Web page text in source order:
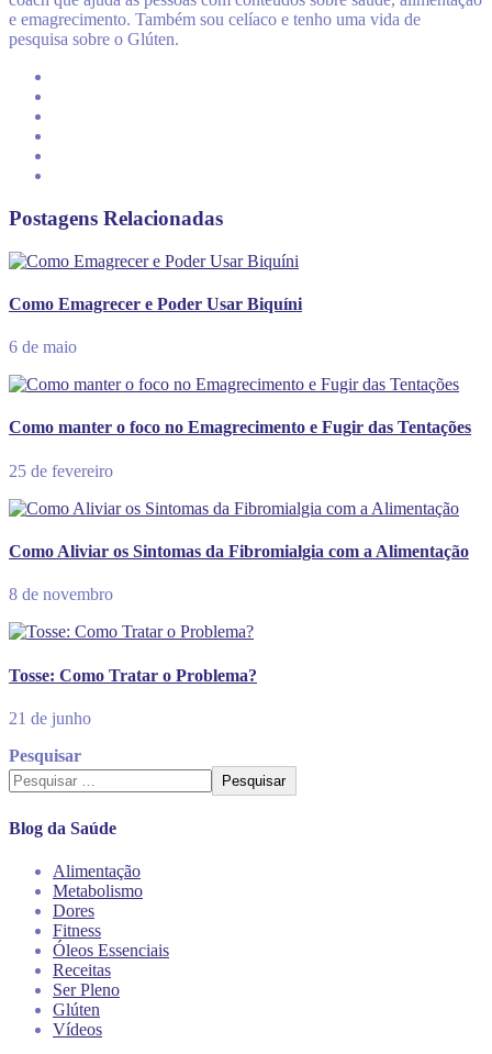
e emagrecimento. Também sou celíaco e tenho uma vida de
pesquisa sobre o Glúten.
Postagens Relacionadas
Como Emagrecer e Poder Usar Biquíni
6 de maio
Como manter o foco no Emagrecimento e Fugir das Tentações
25 de fevereiro
Como Aliviar os Sintomas da Fibromialgia com a Alimentação
8 de novembro
Tosse: Como Tratar o Problema?
21 de junho
Pesquisar
Pesquisar
Blog da Saúde
Alimentação
Metabolismo
Dores
Fitness
Óleos Essenciais
Receitas
Ser Pleno
Glúten
Vídeos